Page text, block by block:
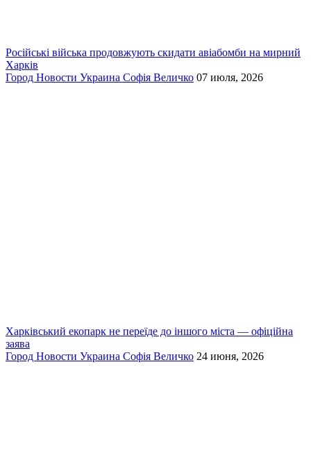
Російські війська продовжують скидати авіабомби на мирний
Харків
Город Новости Украина Софія Величко 07 июля, 2026
Харківський екопарк не переїде до іншого міста — офіційна
заява
Город Новости Украина Софія Величко 24 июня, 2026